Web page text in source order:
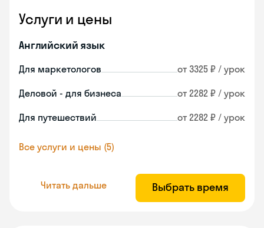
Услуги и цены
Английский язык
Для маркетологов от 3325 ₽ / урок
Деловой - для бизнеса от 2282 ₽ / урок
Для путешествий от 2282 ₽ / урок
Все услуги и цены (5)
Читать дальше Выбрать время